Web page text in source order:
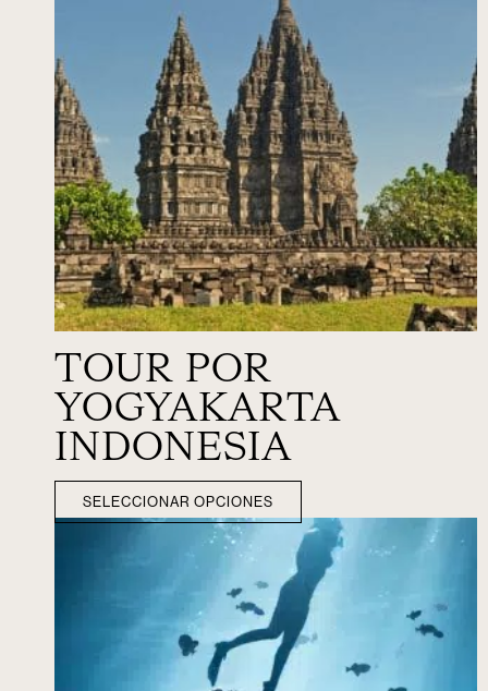
TOUR POR
YOGYAKARTA
INDONESIA
SELECCIONAR OPCIONES